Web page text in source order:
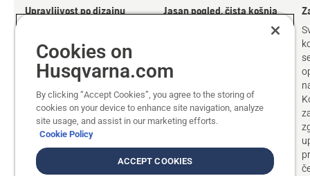
Upravljivost po dizajnu
su dizajnirane s
naprednim sistemom
stražnjeg zglobnog
upravljanja, koji
omogućava da se
stražnji točkovi pomiču
ispod šasije kada su
potpuno zakrenuti. Ovo
dovodi do minimalnog
radijusa zakretanja, što
Jasan pogled, čista košnja
Prednja rezna platforma
područje, što povećava
potrebu za ponovnim
radovima. Niskoprofilna
platforma doseže ispod
Cookies on
Husqvarna.com
By clicking “Accept Cookies”, you agree to the storing of
cookies on your device to enhance site navigation, analyze
site usage, and assist in our marketing efforts.
Cookie Policy
ACCEPT COOKIES